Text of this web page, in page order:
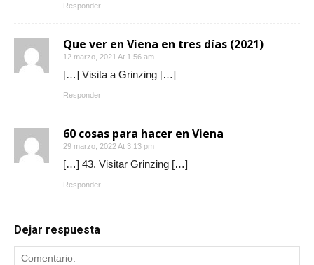
Responder
Que ver en Viena en tres días (2021)
12 marzo, 2021 At 1:56 am
[…] Visita a Grinzing […]
Responder
60 cosas para hacer en Viena
29 marzo, 2022 At 3:13 pm
[…] 43. Visitar Grinzing […]
Responder
Dejar respuesta